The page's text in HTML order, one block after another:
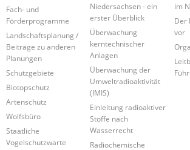
Fach- und
Förderprogramme
Landschaftsplanung /
Beiträge zu anderen
Planungen
Schutzgebiete
Biotopschutz
Artenschutz
Wolfsbüro
Staatliche
Vogelschutzwarte
Niedersachsen - ein
erster Überblick
Überwachung
kerntechnischer
Anlagen
Überwachung der
Umweltradioaktivität
(IMIS)
Einleitung radioaktiver
Stoffe nach
Wasserrecht
Radiochemische
im
Der
vor